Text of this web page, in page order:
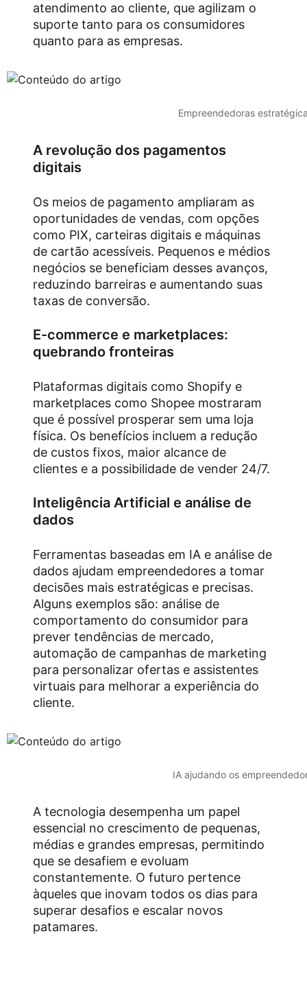
atendimento ao cliente, que agilizam o
suporte tanto para os consumidores
quanto para as empresas.
Empreendedoras
A revolução dos pagamentos
digitais
Os meios de pagamento ampliaram as
oportunidades de vendas, com opções
como PIX, carteiras digitais e máquinas
de cartão acessíveis. Pequenos e médios
negócios se beneficiam desses avanços,
reduzindo barreiras e aumentando suas
taxas de conversão.
E-commerce e marketplaces:
quebrando fronteiras
Plataformas digitais como Shopify e
marketplaces como Shopee mostraram
que é possível prosperar sem uma loja
física. Os benefícios incluem a redução
de custos fixos, maior alcance de
clientes e a possibilidade de vender 24/7.
Inteligência Artificial e análise de
dados
Ferramentas baseadas em IA e análise de
dados ajudam empreendedores a tomar
decisões mais estratégicas e precisas.
Alguns exemplos são: análise de
comportamento do consumidor para
prever tendências de mercado,
automação de campanhas de marketing
para personalizar ofertas e assistentes
virtuais para melhorar a experiência do
cliente.
IA ajudando os
A tecnologia desempenha um papel
essencial no crescimento de pequenas,
médias e grandes empresas, permitindo
que se desafiem e evoluam
constantemente. O futuro pertence
àqueles que inovam todos os dias para
superar desafios e escalar novos
patamares.